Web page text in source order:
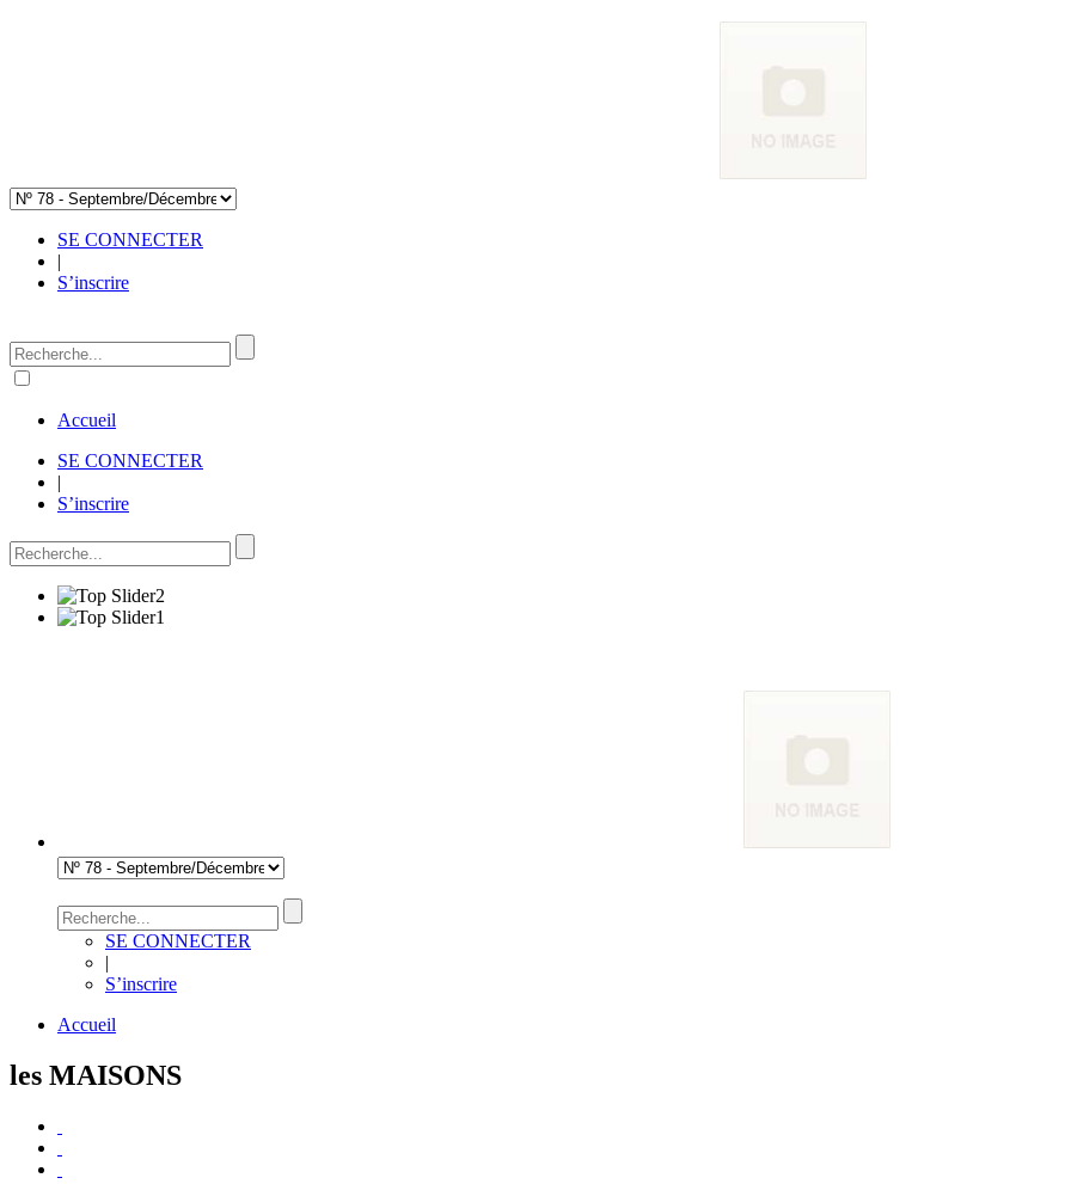
SE CONNECTER
|
S’inscrire
Accueil
SE CONNECTER
|
S’inscrire
SE CONNECTER
|
S’inscrire
Accueil
les MAISONS